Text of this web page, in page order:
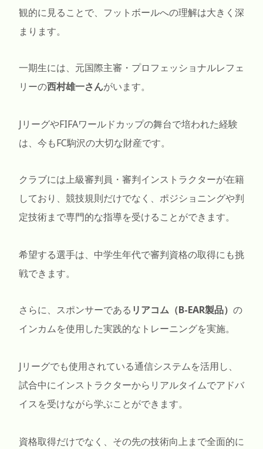
観的に見ることで、フットボールへの理解は大きく深
まります。
一期生には、元国際主審・プロフェッショナルレフェ
リーの西村雄一さんがいます。
JリーグやFIFAワールドカップの舞台で培われた経験
は、今もFC駒沢の大切な財産です。
クラブには上級審判員・審判インストラクターが在籍
しており、競技規則だけでなく、ポジショニングや判
定技術まで専門的な指導を受けることができます。
希望する選手は、中学生年代で審判資格の取得にも挑
戦できます。
さらに、スポンサーである リアコム（B-EAR製品） の
インカムを使用した実践的なトレーニングを実施。
Jリーグでも使用されている通信システムを活用し、
試合中にインストラクターからリアルタイムでアドバ
イスを受けながら学ぶことができます。
資格取得だけでなく、その先の技術向上まで全面的に